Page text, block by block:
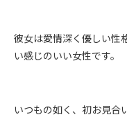
彼女は愛情深く優しい性
い感じのいい女性です。
いつもの如く、初お見合